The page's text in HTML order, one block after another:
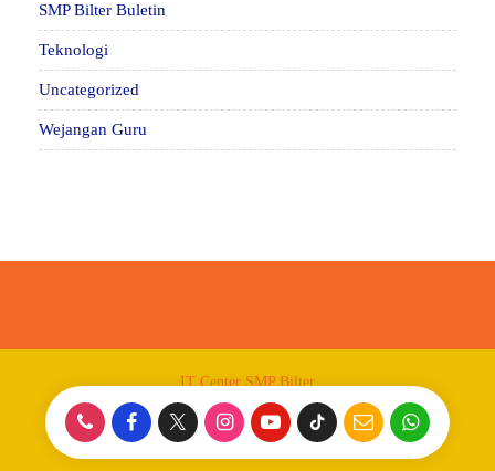
SMP Bilter Buletin
Teknologi
Uncategorized
Wejangan Guru
IT Center SMP Bilter